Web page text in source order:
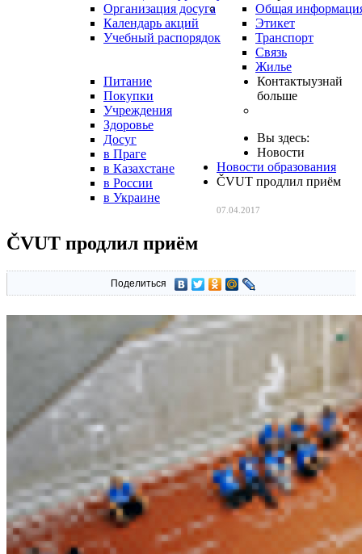
Организация досуга
Календарь акций
Учебный распорядок
Общая
Этикет
Транспорт
Связь
Жилье
Питание
Покупки
Учреждения
Здоровье
Досуг
Контактыузнай
больше
в Праге
в Казахстане
в России
в Украине
Вы здесь:
Новости
Новости образования
ČVUT продлил приём
07.04.2017
ČVUT продлил приём
Поделиться